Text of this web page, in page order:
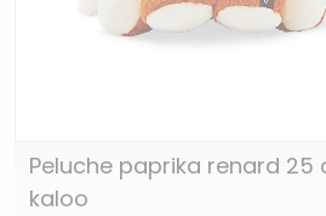
Peluche paprika renard 25
kaloo